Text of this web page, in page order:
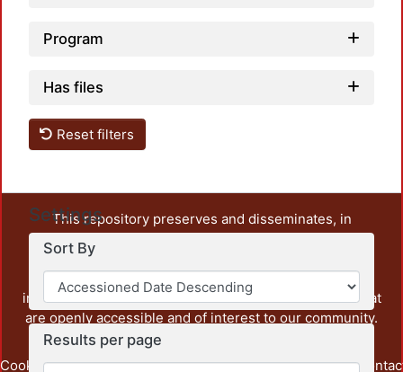
Program
Has files
Reset filters
Settings
Sort By
Results per page
This repository preserves and disseminates, in
unrestricted open access, the teaching and research
output of UAM Azcapotzalco. It also includes some
administrative and graphic documents from the
institution, as well as content from other institutions that
are openly accessible and of interest to our community.
Cookie Privacy End User Send